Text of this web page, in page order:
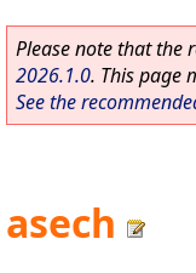
Please note that the
2026.1.0. This page
See the
asech